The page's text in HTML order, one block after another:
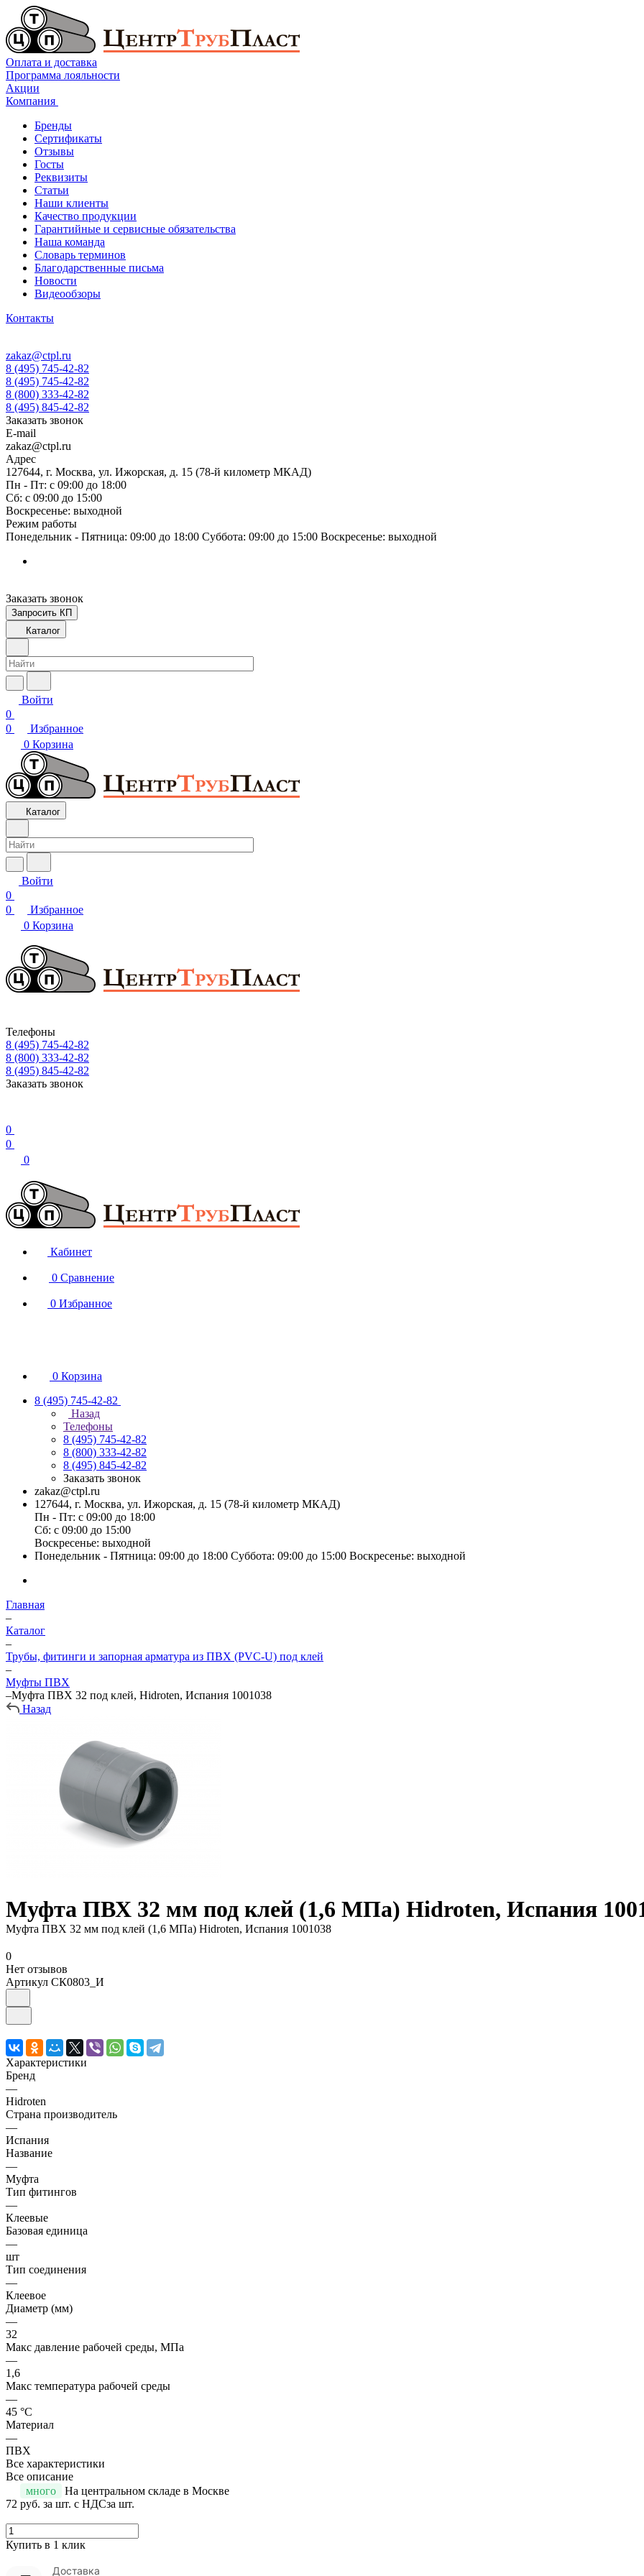
Оплата и доставка
Программа лояльности
Акции
Компания
Бренды
Сертификаты
Отзывы
Госты
Реквизиты
Статьи
Наши клиенты
Качество продукции
Гарантийные и сервисные обязательства
Наша команда
Словарь терминов
Благодарственные письма
Новости
Видеообзоры
Контакты
zakaz@ctpl.ru
8 (495) 745-42-82
8 (495) 745-42-82
8 (800) 333-42-82
8 (495) 845-42-82
Заказать звонок
E-mail
zakaz@ctpl.ru
Адрес
127644, г. Москва, ул. Ижорская, д. 15 (78-й километр МКАД)
Пн - Пт: с 09:00 до 18:00
Сб: с 09:00 до 15:00
Воскресенье: выходной
Режим работы
Понедельник - Пятница: 09:00 до 18:00 Суббота: 09:00 до 15:00 Воскресенье: выходной
Заказать звонок
Запросить КП
Каталог
Войти
0
0
Избранное
0 Корзина
Каталог
Войти
0
0
Избранное
0 Корзина
Телефоны
8 (495) 745-42-82
8 (800) 333-42-82
8 (495) 845-42-82
Заказать звонок
0
0
0
Кабинет
0 Сравнение
0 Избранное
0 Корзина
8 (495) 745-42-82
Назад
Телефоны
8 (495) 745-42-82
8 (800) 333-42-82
8 (495) 845-42-82
Заказать звонок
zakaz@ctpl.ru
127644, г. Москва, ул. Ижорская, д. 15 (78-й километр МКАД)
Пн - Пт: с 09:00 до 18:00
Сб: с 09:00 до 15:00
Воскресенье: выходной
Понедельник - Пятница: 09:00 до 18:00 Суббота: 09:00 до 15:00 Воскресенье: выходной
Главная
–
Каталог
–
Трубы, фитинги и запорная арматура из ПВХ (PVC-U) под клей
–
Муфты ПВХ
–Муфта ПВХ 32 под клей, Hidroten, Испания 1001038
Назад
Муфта ПВХ 32 мм под клей (1,6 МПа) Hidroten, Испания
Муфта ПВХ 32 мм под клей (1,6 МПа) Hidroten, Испания 1001038
0
Нет отзывов
Артикул СК0803_И
Характеристики
Бренд
—
Hidroten
Страна производитель
—
Испания
Название
—
Муфта
Тип фитингов
—
Клеевые
Базовая единица
—
шт
Тип соединения
—
Клеевое
Диаметр (мм)
—
32
Макс давление рабочей среды, МПа
—
1,6
Макс температура рабочей среды
—
45 °С
Материал
—
ПВХ
Все характеристики
Все описание
много
На центральном складе в Москве
72 руб. за шт. с НДСза шт.
Купить в 1 клик
Доставка